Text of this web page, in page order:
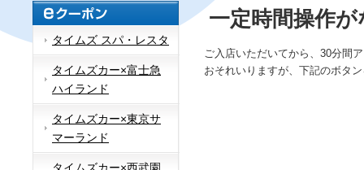
タイムズ スパ・レスタ
タイムズカー×富士急
ハイランド
タイムズカー×東京サ
マーランド
一定時間操作
ご入店いただいてから、30分間
おそれいりますが、下記のボタ